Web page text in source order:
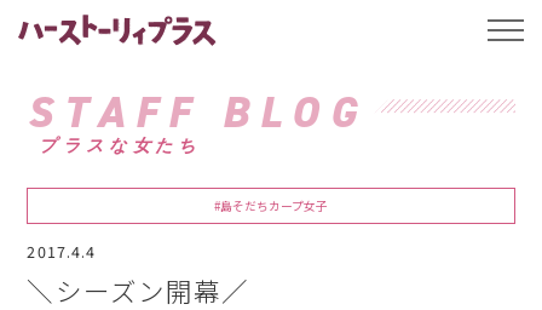
ハーストーリィプ
STAFF BLOG
プラスな女たち
#島そだちカープ女子
2017.4.4
＼シーズン開幕／
t
l
g